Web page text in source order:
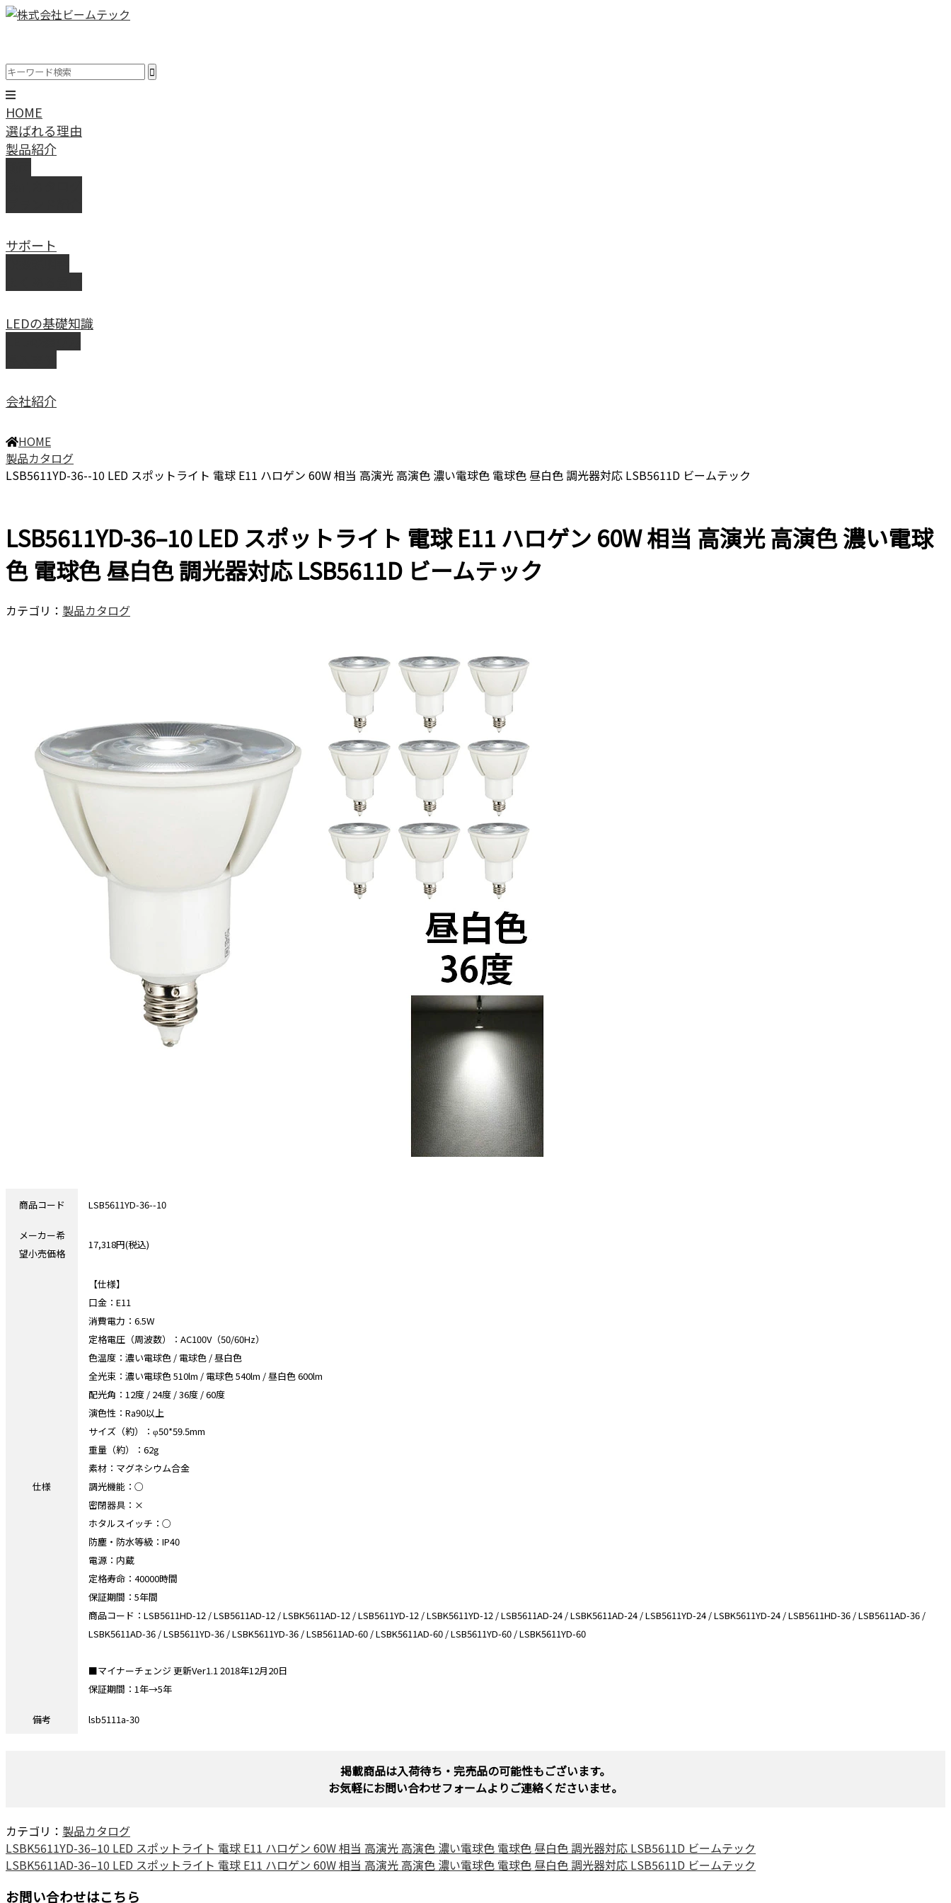
HOME
選ばれる理由
製品紹介
サポート
LEDの基礎知識
会社紹介
HOME
製品カタログ
LSB5611YD-36--10 LED スポットライト 電球 E11 ハロゲン 60W 相当 高演光 高演色 濃い電球色 電球色 昼白色 調光器対応 LSB5611D ビームテック
LSB5611YD-36–10 LED スポットライト 電球 E11 ハロゲン 60W 相当 高演光 高演色 濃い電球
色 電球色 昼白色 調光器対応 LSB5611D ビームテック
カテゴリ： 製品カタログ
商品コード LSB5611YD-36--10
メーカー希
望小売価格
17,318円(税込)
仕様
【仕様】
口金：E11
消費電力：6.5W
定格電圧（周波数）：AC100V（50/60Hz）
色温度：濃い電球色 / 電球色 / 昼白色
全光束：濃い電球色 510lm / 電球色 540lm / 昼白色 600lm
配光角：12度 / 24度 / 36度 / 60度
演色性：Ra90以上
サイズ（約）：φ50*59.5mm
重量（約）：62g
素材：マグネシウム合金
調光機能：○
密閉器具：×
ホタルスイッチ：○
防塵・防水等級：IP40
電源：内蔵
定格寿命：40000時間
保証期間：5年間
商品コード：LSB5611HD-12 / LSB5611AD-12 / LSBK5611AD-12 / LSB5611YD-12 / LSBK5611YD-12 / LSB5611AD-24 / LSBK5611AD-24 / LSB5611YD-24 / LSBK5611YD-24 / LSB5611HD-36 / LSB5611AD-36 /
LSBK5611AD-36 / LSB5611YD-36 / LSBK5611YD-36 / LSB5611AD-60 / LSBK5611AD-60 / LSB5611YD-60 / LSBK5611YD-60
■マイナーチェンジ 更新Ver1.1 2018年12月20日
保証期間：1年→5年
備考 lsb5111a-30
掲載商品は入荷待ち・完売品の可能性もございます。
お気軽にお問い合わせフォームよりご連絡くださいませ。
カテゴリ： 製品カタログ
LSBK5611YD-36–10 LED スポットライト 電球 E11 ハロゲン 60W 相当 高演光 高演色 濃い電球色 電球色 昼白色 調光器対応 LSB5611D ビームテック
LSBK5611AD-36–10 LED スポットライト 電球 E11 ハロゲン 60W 相当 高演光 高演色 濃い電球色 電球色 昼白色 調光器対応 LSB5611D ビームテック
お問い合わせはこちら